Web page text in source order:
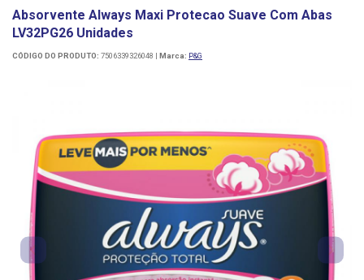
Absorvente Always Maxi Protecao Suave Com Abas
LV32PG26 Unidades
CÓDIGO DO PRODUTO: 7506339326048 | Marca: P&G